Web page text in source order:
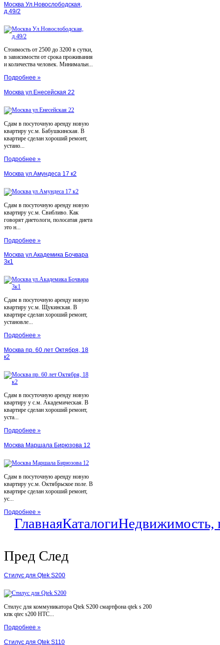
Москва Ул.Новослободская,
д.49/2
Стоимость от 2500 до 3200 в сутки,
в зависимости от срока проживания
и количества человек. Минимальн...
Подробнее »
Москва ул.Енесейская 22
Сдам в посуточную аренду новую
квартиру ус.м. Бабушкинская. В
квартире сделан хороший ремонт,
устано...
Подробнее »
Москва ул.Амундеса 17 к2
Сдам в посуточную аренду новую
квартиру ус.м. Свибливо. Как
говорят диетологи, полосатая диета
это н...
Подробнее »
Москва ул.Академика Бочвара
3к1
Сдам в посуточную аренду новую
квартиру ус.м. Щукинская. В
квартире сделан хороший ремонт,
установле...
Подробнее »
Москва пр. 60 лет Октября, 18
к2
Сдам в посуточную аренду новую
квартиру у с.м. Академическая. В
квартире сделан хороший ремонт,
уста...
Подробнее »
Москва Маршала Бирюзова 12
Сдам в посуточную аренду новую
квартиру ус.м. Октябрьское поле. В
квартире сделан хороший ремонт,
ус...
Подробнее »
ГлавнаяКаталогиНедвижимость,
Пред След
Стилус для Qtek S200
Стилус для коммуникатора Qtek S200 смартфона qtek s 200
кпк qtec s200 HTC...
Подробнее »
Стилус для Qtek S110